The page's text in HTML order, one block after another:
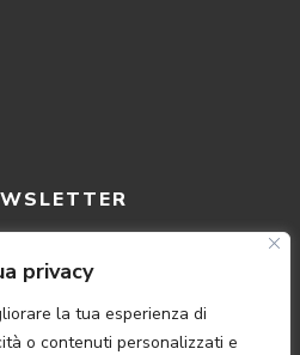
privacy
la tua esperienza di
o contenuti personalizzati e
le nostre ultime novità,